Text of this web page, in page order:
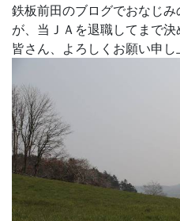
鉄板前田のブログでおなじ
が、当ＪＡを退職してまで決
皆さん、よろしくお願い申し